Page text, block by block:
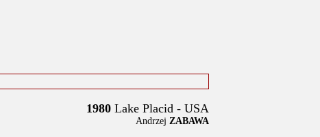
1980Lake Placid - USA
Andrzej ZABAWA